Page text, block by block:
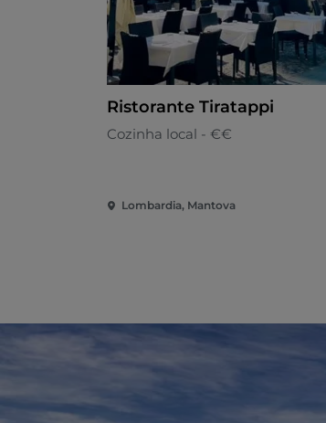
Ristorante Tiratappi
Cozinha local - €€
Lombardia, Mantova